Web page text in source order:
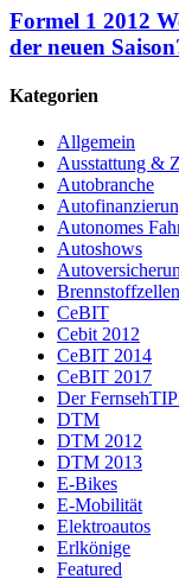
Formel 1 2012
der neuen
Kategorien
Allgemein
Ausstattung &
Autobranche
Autonomes
Autoshows
CeBIT
Cebit 2012
CeBIT 2014
CeBIT 2017
Der
DTM
DTM 2012
DTM 2013
E-Bikes
E-Mobilität
Elektroautos
Erlkönige
Featured